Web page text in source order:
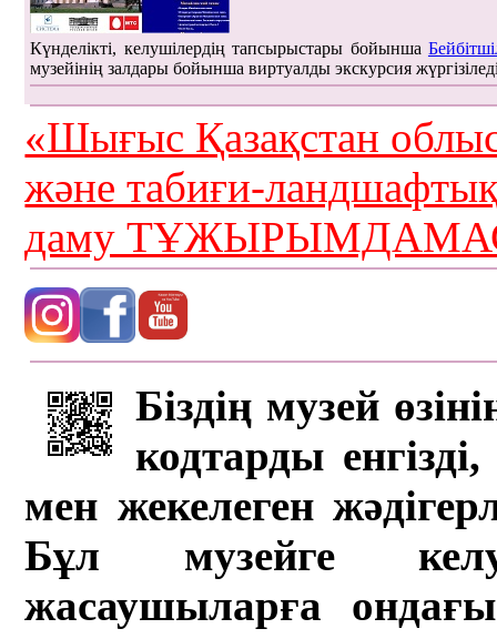
Күнделікті, келушілердің тапсырыстары бойынша
музейінің залдары бойынша виртуалды экскурсия
«Шығыс Қазақстан
және табиғи-
даму
Біздің музей
кодтарды
мен жекелеген
Бұл музейге
жасаушыларға